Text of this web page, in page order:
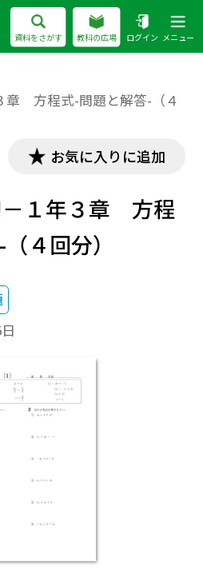
資料をさがす 教科の広場 ログイン メニュー
方程式-問題と解答-（４
お気に入りに追加
１年３章 方程
４回分）